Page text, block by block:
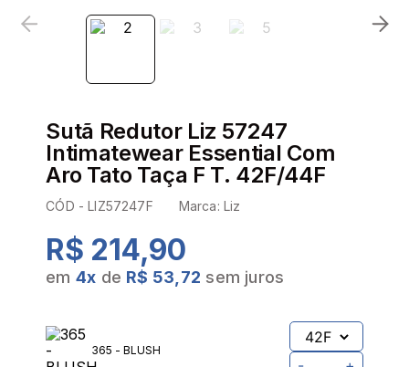
Sutã Redutor Liz 57247
Intimatewear Essential Com
Aro Tato Taça F T. 42F/44F
CÓD -LIZ57247F Marca:Liz
R$ 214,90
em 4x de R$ 53,72 sem juros
365 - BLUSH